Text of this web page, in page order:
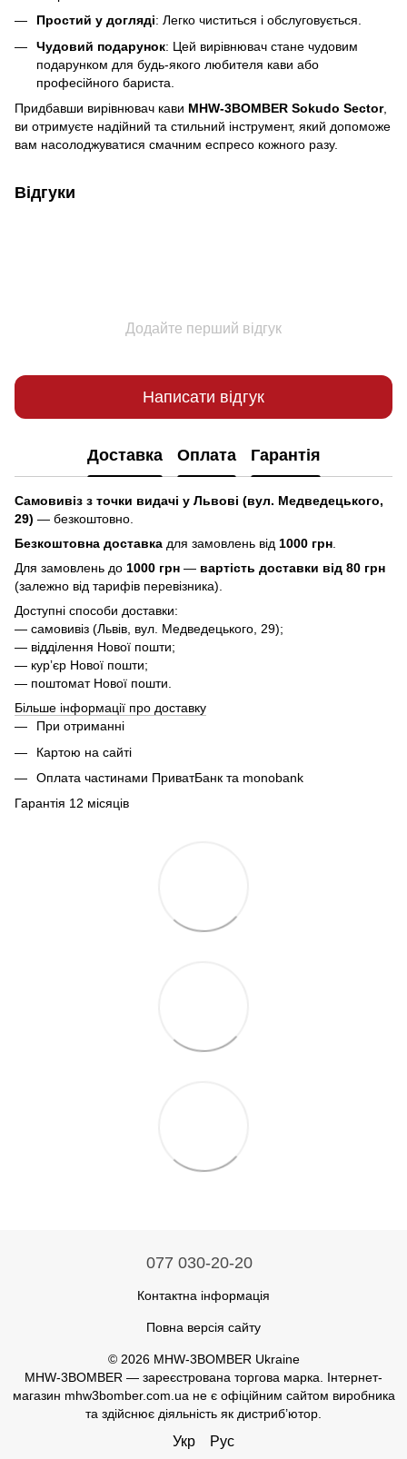
Простий у догляді: Легко чиститься і обслуговується.
Чудовий подарунок: Цей вирівнювач стане чудовим
подарунком для будь-якого любителя кави або
професійного бариста.
Придбавши вирівнювач кави MHW-3BOMBER Sokudo Sector,
ви отримуєте надійний та стильний інструмент, який допоможе
вам насолоджуватися смачним еспресо кожного разу.
Відгуки
Додайте перший відгук
Написати відгук
Доставка Оплата Гарантія
Самовивіз з точки видачі у Львові (вул. Медведецького,
29) — безкоштовно.
Безкоштовна доставка для замовлень від 1000 грн
Для замовлень до 1000 грн — вартість доставки від 80 грн
(залежно від тарифів перевізника).
Доступні способи доставки:
— самовивіз (Львів, вул. Медведецького, 29);
— відділення Нової пошти;
— курʼєр Нової пошти;
— поштомат Нової пошти.
Більше інформації про доставку
При отриманні
Картою на сайті
Оплата частинами ПриватБанк та monobank
Гарантія 12 місяців
077 030-20-20
Контактна інформація
Повна версія сайту
© 2026 MHW-3BOMBER Ukraine
MHW-3BOMBER — зареєстрована торгова марка. Інтернет-
магазин mhw3bomber.com.ua не є офіційним сайтом виробника
та здійснює діяльність як дистриб’ютор.
Укр Рус